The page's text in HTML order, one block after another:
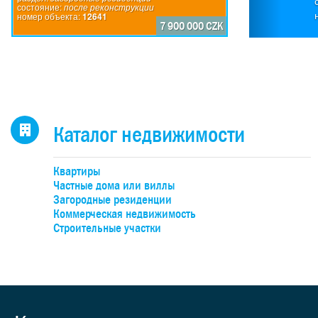
состояние:после реконструкции
номер объекта:12641
7 900 000 CZK
Каталог недвижимости
Квартиры
Частные дома или виллы
Загородные резиденции
Коммерческая недвижимость
Строительные участки